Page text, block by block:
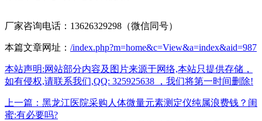
厂家咨询电话：13626329298（微信同号）
本篇文章网址： /index.php?m=home&c=View&a=index&aid=987
本站声明:网站部分内容及图片来源于网络,本站只提供存储，
如有侵权,请联系我们,QQ: 325925638 ，我们将第一时间删除!
上一篇：黑龙江医院采购人体微量元素测定仪纯属浪费钱？闺
蜜:有必要吗?